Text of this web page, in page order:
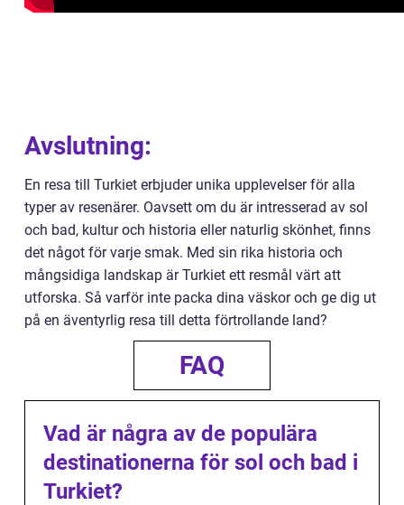
Avslutning:
En resa till Turkiet erbjuder unika upplevelser för alla
typer av resenärer. Oavsett om du är intresserad av sol
och bad, kultur och historia eller naturlig skönhet, finns
det något för varje smak. Med sin rika historia och
mångsidiga landskap är Turkiet ett resmål värt att
utforska. Så varför inte packa dina väskor och ge dig ut
på en äventyrlig resa till detta förtrollande land?
FAQ
Vad är några av de populära
destinationerna för sol och bad i
Turkiet?